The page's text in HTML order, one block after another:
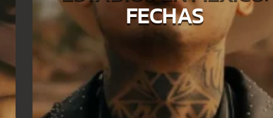
FECHAS